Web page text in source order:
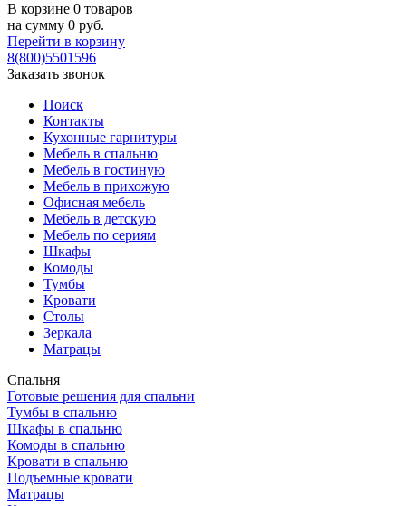
В корзине 0 товаров
на сумму 0 руб.
Перейти в корзину
8(800)5501596
Заказать звонок
Поиск
Контакты
Кухонные гарнитуры
Мебель в спальню
Мебель в гостиную
Мебель в прихожую
Офисная мебель
Мебель в детскую
Мебель по сериям
Шкафы
Комоды
Тумбы
Кровати
Столы
Зеркала
Матрацы
Спальня
Готовые решения для спальни
Тумбы в спальню
Шкафы в спальню
Комоды в спальню
Кровати в спальню
Подъемные кровати
Матрацы